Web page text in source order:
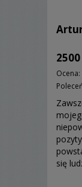
2500
Ocena:
się